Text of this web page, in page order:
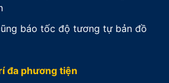
báo tốc độ tương tự bản đồ
đa phương tiện